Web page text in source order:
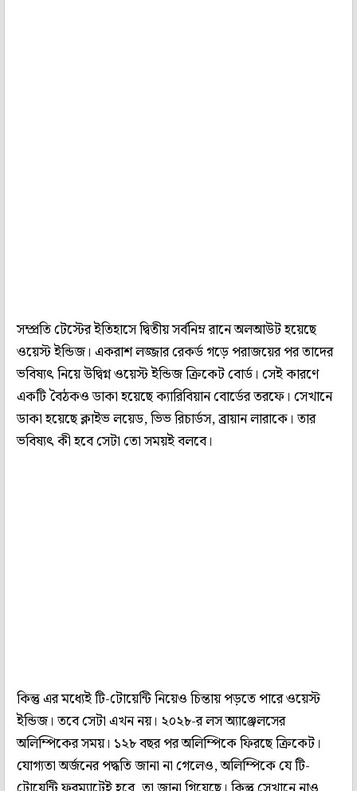
সম্প্রতি টেস্টের ইতিহাসে দ্বিতীয় সর্বনিম্ন রানে অলআউট হয়েছে
ওয়েস্ট ইন্ডিজ। একরাশ লজ্জার রেকর্ড গড়ে পরাজয়ের পর তাদের
ভবিষ্যৎ নিয়ে উদ্বিগ্ন ওয়েস্ট ইন্ডিজ ক্রিকেট বোর্ড। সেই কারণে
একটি বৈঠকও ডাকা হয়েছে ক্যারিবিয়ান বোর্ডের তরফে। সেখানে
ডাকা হয়েছে ক্লাইভ লয়েড, ভিভ রিচার্ডস, ব্রায়ান লারাকে। তার
ভবিষ্যৎ কী হবে সেটা তো সময়ই বলবে।
কিন্তু এর মধ্যেই টি-টোয়েন্টি নিয়েও চিন্তায় পড়তে পারে ওয়েস্ট
ইন্ডিজ। তবে সেটা এখন নয়। ২০২৮-র লস অ্যাঞ্জেলসের
অলিম্পিকের সময়। ১২৮ বছর পর অলিম্পিকে ফিরছে ক্রিকেট।
যোগ্যতা অর্জনের পদ্ধতি জানা না গেলেও, অলিম্পিকে যে টি-